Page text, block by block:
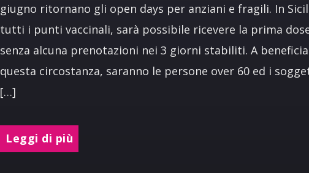
giugno ritornano gli open days per anziani e fragili. In
tutti i punti vaccinali, sarà possibile ricevere la prima
senza alcuna prenotazioni nei 3 giorni stabiliti. A
questa circostanza, saranno le persone over 60 ed i
[…]
Leggi di più